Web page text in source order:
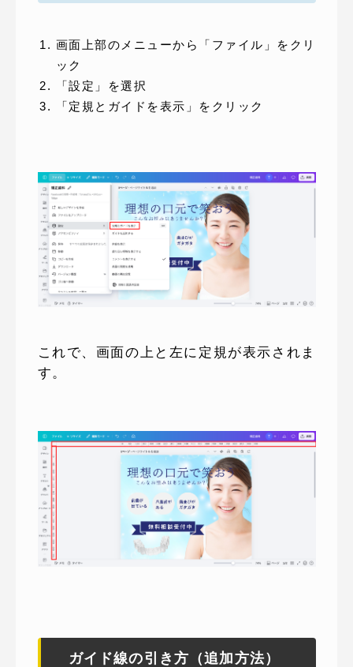
画面上部のメニューから「ファイル」をクリ
ック
「設定」を選択
「定規とガイドを表示」をクリック
これで、画面の上と左に定規が表示されま
す。
ガイド線の引き方（追加方法）